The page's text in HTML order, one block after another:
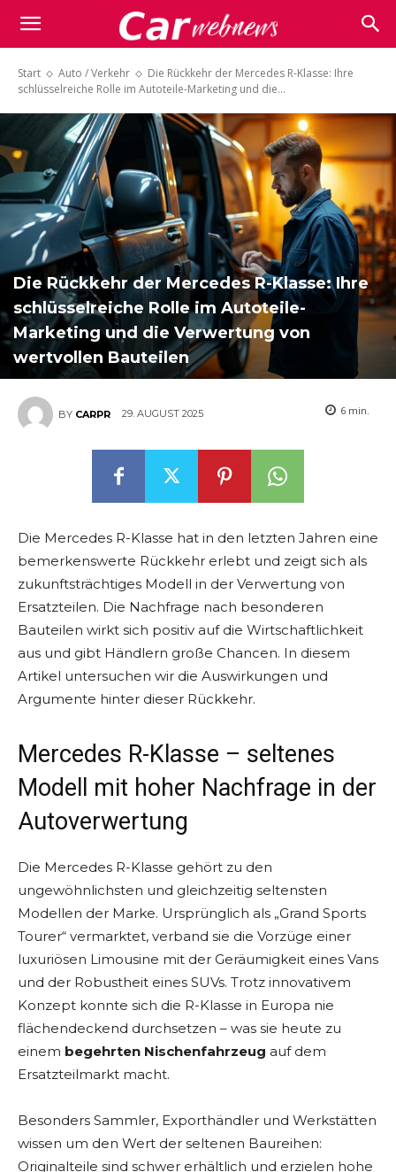
Carwebnews.com
Start Auto / Verkehr
Die Rückkehr der Mercedes R-Klasse: Ihre
schlüsselreiche Rolle im Autoteile-Marketing und die...
Die Rückkehr der Mercedes R-Klasse: Ihre
schlüsselreiche Rolle im Autoteile-
Marketing und die Verwertung von
wertvollen Bauteilen
BY CARPR 29. AUGUST 2025 6 min.
Die Mercedes R-Klasse hat in den letzten Jahren eine
bemerkenswerte Rückkehr erlebt und zeigt sich als
zukunftsträchtiges Modell in der Verwertung von
Ersatzteilen. Die Nachfrage nach besonderen
Bauteilen wirkt sich positiv auf die Wirtschaftlichkeit
aus und gibt Händlern große Chancen. In diesem
Artikel untersuchen wir die Auswirkungen und
Argumente hinter dieser Rückkehr.
Mercedes R-Klasse – seltenes
Modell mit hoher Nachfrage in der
Autoverwertung
Die Mercedes R-Klasse gehört zu den
ungewöhnlichsten und gleichzeitig seltensten
Modellen der Marke. Ursprünglich als „Grand Sports
Tourer“ vermarktet, verband sie die Vorzüge einer
luxuriösen Limousine mit der Geräumigkeit eines Vans
und der Robustheit eines SUVs. Trotz innovativem
Konzept konnte sich die R-Klasse in Europa nie
flächendeckend durchsetzen – was sie heute zu
einem begehrten Nischenfahrzeug auf dem
Ersatzteilmarkt macht.
Besonders Sammler, Exporthändler und Werkstätten
wissen um den Wert der seltenen Baureihen:
Originalteile sind schwer erhältlich und erzielen hohe